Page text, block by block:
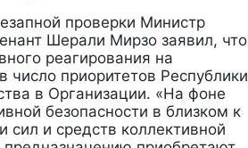
проверки Министр
Шерали Мирзо заявил, что
реагирования на
приоритетов Республики
в Организации. «На фоне
безопасности в близком к
сил и средств коллективной